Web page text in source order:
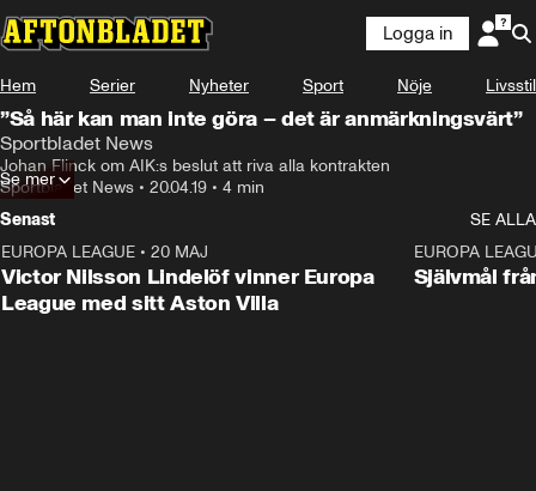
Logga in
Hem Serier Nyheter Sport Nöje Livsstil
”Så här kan man inte göra – det är anmärkningsvärt”
Sportbladet News
Johan Flinck om AIK:s beslut att riva alla kontrakten
Sportbladet News • 20.04.19 • 4 min
Se mer
Senast
SE ALLA
EUROPA LEAGUE • 20 MAJ
Victor Nilsson Lindelöf vinner Europa
League med sitt Aston Villa
EUROPA
Självmål